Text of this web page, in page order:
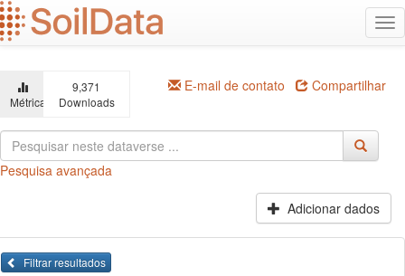
Ir
para
o
principal
Métricas
9,371
Downloads
E-mail de contato Compartilhar
Pesquisa avançada
Adicionar dados
Filtrar resultados